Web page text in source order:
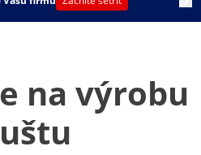
na výrobu